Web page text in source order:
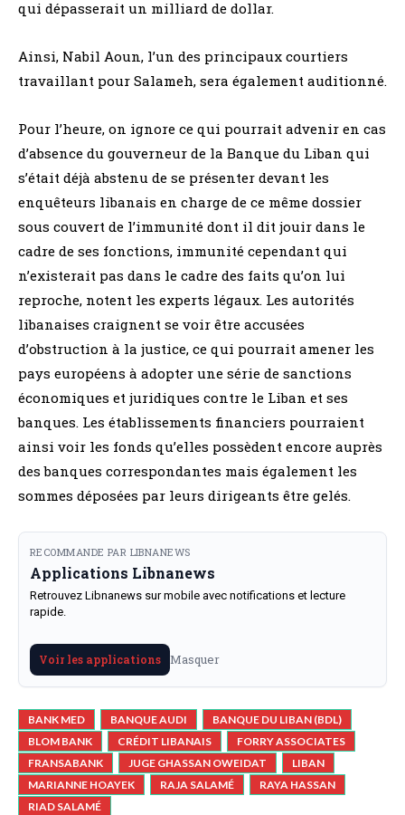
qui dépasserait un milliard de dollar.
Ainsi, Nabil Aoun, l’un des principaux courtiers
travaillant pour Salameh, sera également auditionné.
Pour l’heure, on ignore ce qui pourrait advenir en cas
d’absence du gouverneur de la Banque du Liban qui
s’était déjà abstenu de se présenter devant les
enquêteurs libanais en charge de ce même dossier
sous couvert de l’immunité dont il dit jouir dans le
cadre de ses fonctions, immunité cependant qui
n’existerait pas dans le cadre des faits qu’on lui
reproche, notent les experts légaux. Les autorités
libanaises craignent se voir être accusées
d’obstruction à la justice, ce qui pourrait amener les
pays européens à adopter une série de sanctions
économiques et juridiques contre le Liban et ses
banques. Les établissements financiers pourraient
ainsi voir les fonds qu’elles possèdent encore auprès
des banques correspondantes mais également les
sommes déposées par leurs dirigeants être gelés.
RECOMMANDE PAR LIBNANEWS
Applications Libnanews
Retrouvez Libnanews sur mobile avec notifications et lecture
rapide.
Voir les applications Masquer
BANK MED BANQUE AUDI
BANQUE DU LIBAN (BDL)
BLOM BANK
CRÉDIT LIBANAIS
FORRY ASSOCIATES
FRANSABANK
JUGE GHASSAN OWEIDAT
LIBAN
MARIANNE HOAYEK
RAJA SALAMÉ
RAYA HASSAN
RIAD SALAMÉ